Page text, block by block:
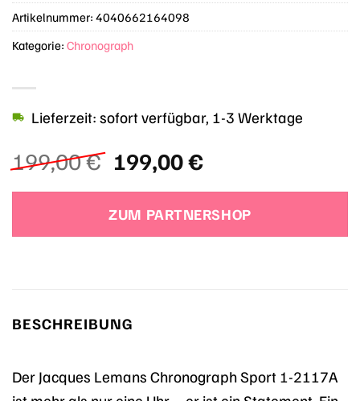
199,00€ Ursprünglicher
Preis
war:
199,00 €
199,00€Aktueller
ist:
199,00 €.
Lieferzeit: sofort verfügbar, 1-3 Werktage
ZUM PARTNERSHOP
Artikelnummer: 4040662164098
Kategorie: Chronograph
BESCHREIBUNG
Der Jacques Lemans Chronograph Sport 1-2117A